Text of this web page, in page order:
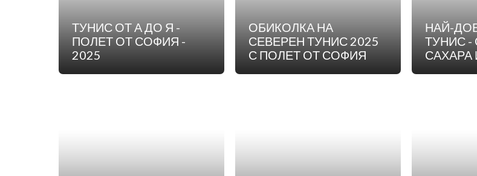
ТУНИС ОТ А ДО Я -
ПОЛЕТ ОТ СОФИЯ -
2025
ОБИКОЛКА НА
СЕВЕРЕН ТУНИС 2025
С ПОЛЕТ ОТ СОФИЯ
НАЙ-
ТУНИС - С ВКЛЮЧЕНИ
САХАРА